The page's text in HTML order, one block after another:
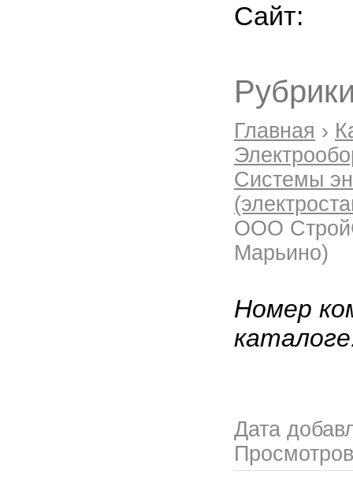
Сайт:
Главная ›
Системы
ООО
Марьино)
Номер
Дата